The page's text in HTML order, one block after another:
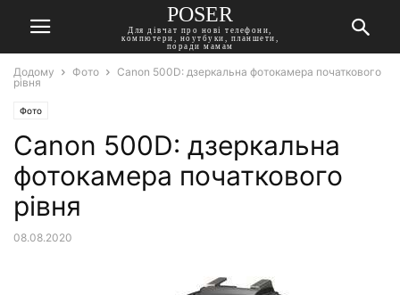
POSER
Для дівчат про нові телефони,
компютери, ноутбуки, планшети,
поради мамам
Додому Фото
Canon 500D: дзеркальна фотокамера початкового
рівня
Фото
Canon 500D: дзеркальна
фотокамера початкового
рівня
08.08.2020